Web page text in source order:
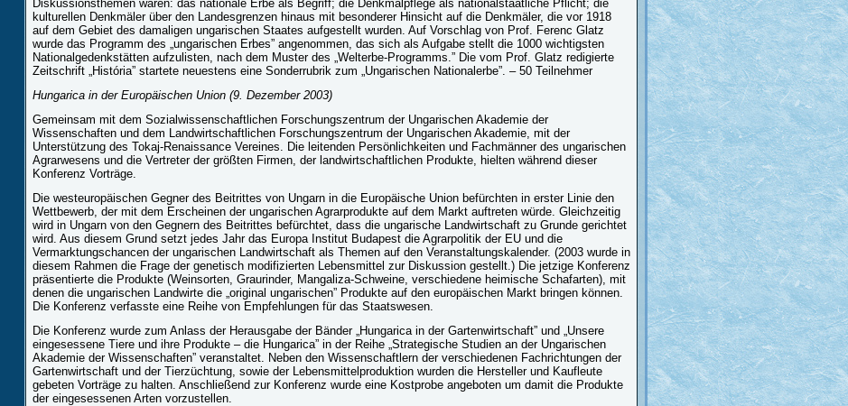
Diskussionsthemen waren: das nationale Erbe als Begriff; die Denkmalpflege als nationalstaatliche Pflicht; die
kulturellen Denkmäler über den Landesgrenzen hinaus mit besonderer Hinsicht auf die Denkmäler, die vor 1918
auf dem Gebiet des damaligen ungarischen Staates aufgestellt wurden. Auf Vorschlag von Prof. Ferenc Glatz
wurde das Programm des „ungarischen Erbes” angenommen, das sich als Aufgabe stellt die 1000 wichtigsten
Nationalgedenkstätten aufzulisten, nach dem Muster des „Welterbe-Programms.” Die vom Prof. Glatz redigierte
Zeitschrift „História” startete neuestens eine Sonderrubrik zum „Ungarischen Nationalerbe”. – 50 Teilnehmer
Hungarica in der Europäischen Union (9. Dezember 2003)
Gemeinsam mit dem Sozialwissenschaftlichen Forschungszentrum der Ungarischen Akademie der
Wissenschaften und dem Landwirtschaftlichen Forschungszentrum der Ungarischen Akademie, mit der
Unterstützung des Tokaj-Renaissance Vereines. Die leitenden Persönlichkeiten und Fachmänner des ungarischen
Agrarwesens und die Vertreter der größten Firmen, der landwirtschaftlichen Produkte, hielten während dieser
Konferenz Vorträge.
Die westeuropäischen Gegner des Beitrittes von Ungarn in die Europäische Union befürchten in erster Linie den
Wettbewerb, der mit dem Erscheinen der ungarischen Agrarprodukte auf dem Markt auftreten würde. Gleichzeitig
wird in Ungarn von den Gegnern des Beitrittes befürchtet, dass die ungarische Landwirtschaft zu Grunde gerichtet
wird. Aus diesem Grund setzt jedes Jahr das Europa Institut Budapest die Agrarpolitik der EU und die
Vermarktungschancen der ungarischen Landwirtschaft als Themen auf den Veranstaltungskalender. (2003 wurde in
diesem Rahmen die Frage der genetisch modifizierten Lebensmittel zur Diskussion gestellt.) Die jetzige Konferenz
präsentierte die Produkte (Weinsorten, Graurinder, Mangaliza-Schweine, verschiedene heimische Schafarten), mit
denen die ungarischen Landwirte die „original ungarischen” Produkte auf den europäischen Markt bringen können.
Die Konferenz verfasste eine Reihe von Empfehlungen für das Staatswesen.
Die Konferenz wurde zum Anlass der Herausgabe der Bänder „Hungarica in der Gartenwirtschaft” und „Unsere
eingesessene Tiere und ihre Produkte – die Hungarica” in der Reihe „Strategische Studien an der Ungarischen
Akademie der Wissenschaften” veranstaltet. Neben den Wissenschaftlern der verschiedenen Fachrichtungen der
Gartenwirtschaft und der Tierzüchtung, sowie der Lebensmittelproduktion wurden die Hersteller und Kaufleute
gebeten Vorträge zu halten. Anschließend zur Konferenz wurde eine Kostprobe angeboten um damit die Produkte
der eingesessenen Arten vorzustellen.